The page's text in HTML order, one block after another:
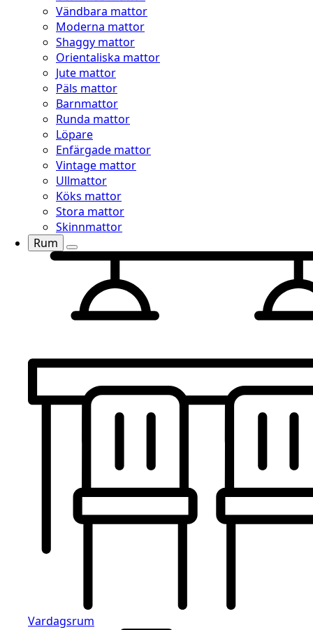
Vändbara mattor
Moderna mattor
Shaggy mattor
Orientaliska mattor
Jute mattor
Päls mattor
Barnmattor
Runda mattor
Löpare
Enfärgade mattor
Vintage mattor
Ullmattor
Köks mattor
Stora mattor
Skinnmattor
Rum
Vardagsrum